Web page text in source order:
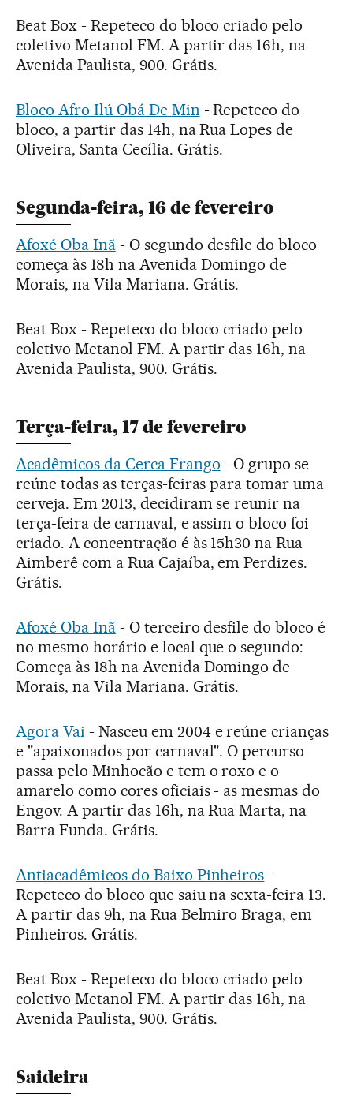
Beat Box - Repeteco do bloco criado pelo
coletivo Metanol FM. A partir das 16h, na
Avenida Paulista, 900. Grátis.
Bloco Afro Ilú Obá De Min - Repeteco do
bloco, a partir das 14h, na Rua Lopes de
Oliveira, Santa Cecília. Grátis.
Segunda-feira, 16 de fevereiro
Afoxé Oba Inã- O segundo desfile do bloco
começa às 18h na Avenida Domingo de
Morais, na Vila Mariana. Grátis.
Beat Box - Repeteco do bloco criado pelo
coletivo Metanol FM. A partir das 16h, na
Avenida Paulista, 900. Grátis.
Terça-feira, 17 de fevereiro
Acadêmicos da Cerca Frango - O grupo se
reúne todas as terças-feiras para tomar uma
cerveja. Em 2013, decidiram se reunir na
terça-feira de carnaval, e assim o bloco foi
criado. A concentração é às 15h30 na Rua
Aimberê com a Rua Cajaíba, em Perdizes.
Grátis.
Afoxé Oba Inã- O terceiro desfile do bloco é
no mesmo horário e local que o segundo:
Começa às 18h na Avenida Domingo de
Morais, na Vila Mariana. Grátis.
Agora Vai - Nasceu em 2004 e reúne crianças
e "apaixonados por carnaval". O percurso
passa pelo Minhocão e tem o roxo e o
amarelo como cores oficiais - as mesmas do
Engov. A partir das 16h, na Rua Marta, na
Barra Funda. Grátis.
Antiacadêmicos do Baixo Pinheiros -
Repeteco do bloco que saiu na sexta-feira 13.
A partir das 9h, na Rua Belmiro Braga, em
Pinheiros. Grátis.
Beat Box - Repeteco do bloco criado pelo
coletivo Metanol FM. A partir das 16h, na
Avenida Paulista, 900. Grátis.
Saideira